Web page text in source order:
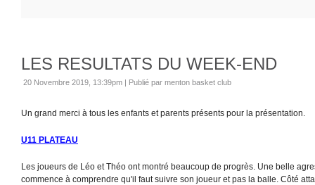
LES RESULTATS DU WEEK-END
20 Novembre 2019, 13:39pm | Publié par menton basket club
Un grand merci à tous les enfants et parents présents pour la présentation.
U11 PLATEAU
Les joueurs de Léo et Théo ont montré beaucoup de progrès. Une belle
commence à comprendre qu'il faut suivre son joueur et pas la balle. Côté